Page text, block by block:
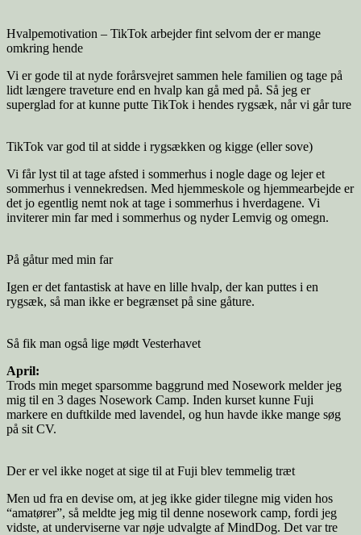
Hvalpemotivation – TikTok arbejder fint selvom der er mange
omkring hende
Vi er gode til at nyde forårsvejret sammen hele familien og tage på
lidt længere traveture end en hvalp kan gå med på. Så jeg er
superglad for at kunne putte TikTok i hendes rygsæk, når vi går ture
TikTok var god til at sidde i rygsækken og kigge (eller sove)
Vi får lyst til at tage afsted i sommerhus i nogle dage og lejer et
sommerhus i vennekredsen. Med hjemmeskole og hjemmearbejde er
det jo egentlig nemt nok at tage i sommerhus i hverdagene. Vi
inviterer min far med i sommerhus og nyder Lemvig og omegn.
På gåtur med min far
Igen er det fantastisk at have en lille hvalp, der kan puttes i en
rygsæk, så man ikke er begrænset på sine gåture.
Så fik man også lige mødt Vesterhavet
April:
Trods min meget sparsomme baggrund med Nosework melder jeg
mig til en 3 dages Nosework Camp. Inden kurset kunne Fuji
markere en duftkilde med lavendel, og hun havde ikke mange søg
på sit CV.
Der er vel ikke noget at sige til at Fuji blev temmelig træt
Men ud fra en devise om, at jeg ikke gider tilegne mig viden hos
“amatører”, så meldte jeg mig til denne nosework camp, fordi jeg
vidste, at underviserne var nøje udvalgte af MindDog. Det var tre